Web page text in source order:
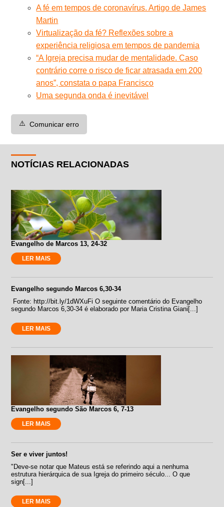
A fé em tempos de coronavírus. Artigo de James
Martin
Virtualização da fé? Reflexões sobre a
experiência religiosa em tempos de pandemia
“A Igreja precisa mudar de mentalidade. Caso
contrário corre o risco de ficar atrasada em 200
anos”, constata o papa Francisco
Uma segunda onda é inevitável
⚠️ Comunicar erro
NOTÍCIAS RELACIONADAS
Evangelho de Marcos 13, 24-32
LER MAIS
Evangelho segundo Marcos 6,30-34
Fonte: http://bit.ly/1dWXuFi O seguinte comentário do Evangelho
segundo Marcos 6,30-34 é elaborado por Maria Cristina Giani[...]
LER MAIS
Evangelho segundo São Marcos 6, 7-13
LER MAIS
Ser e viver juntos!
"Deve-se notar que Mateus está se referindo aqui a nenhuma
estrutura hierárquica de sua Igreja do primeiro século... O que
sign[...]
LER MAIS